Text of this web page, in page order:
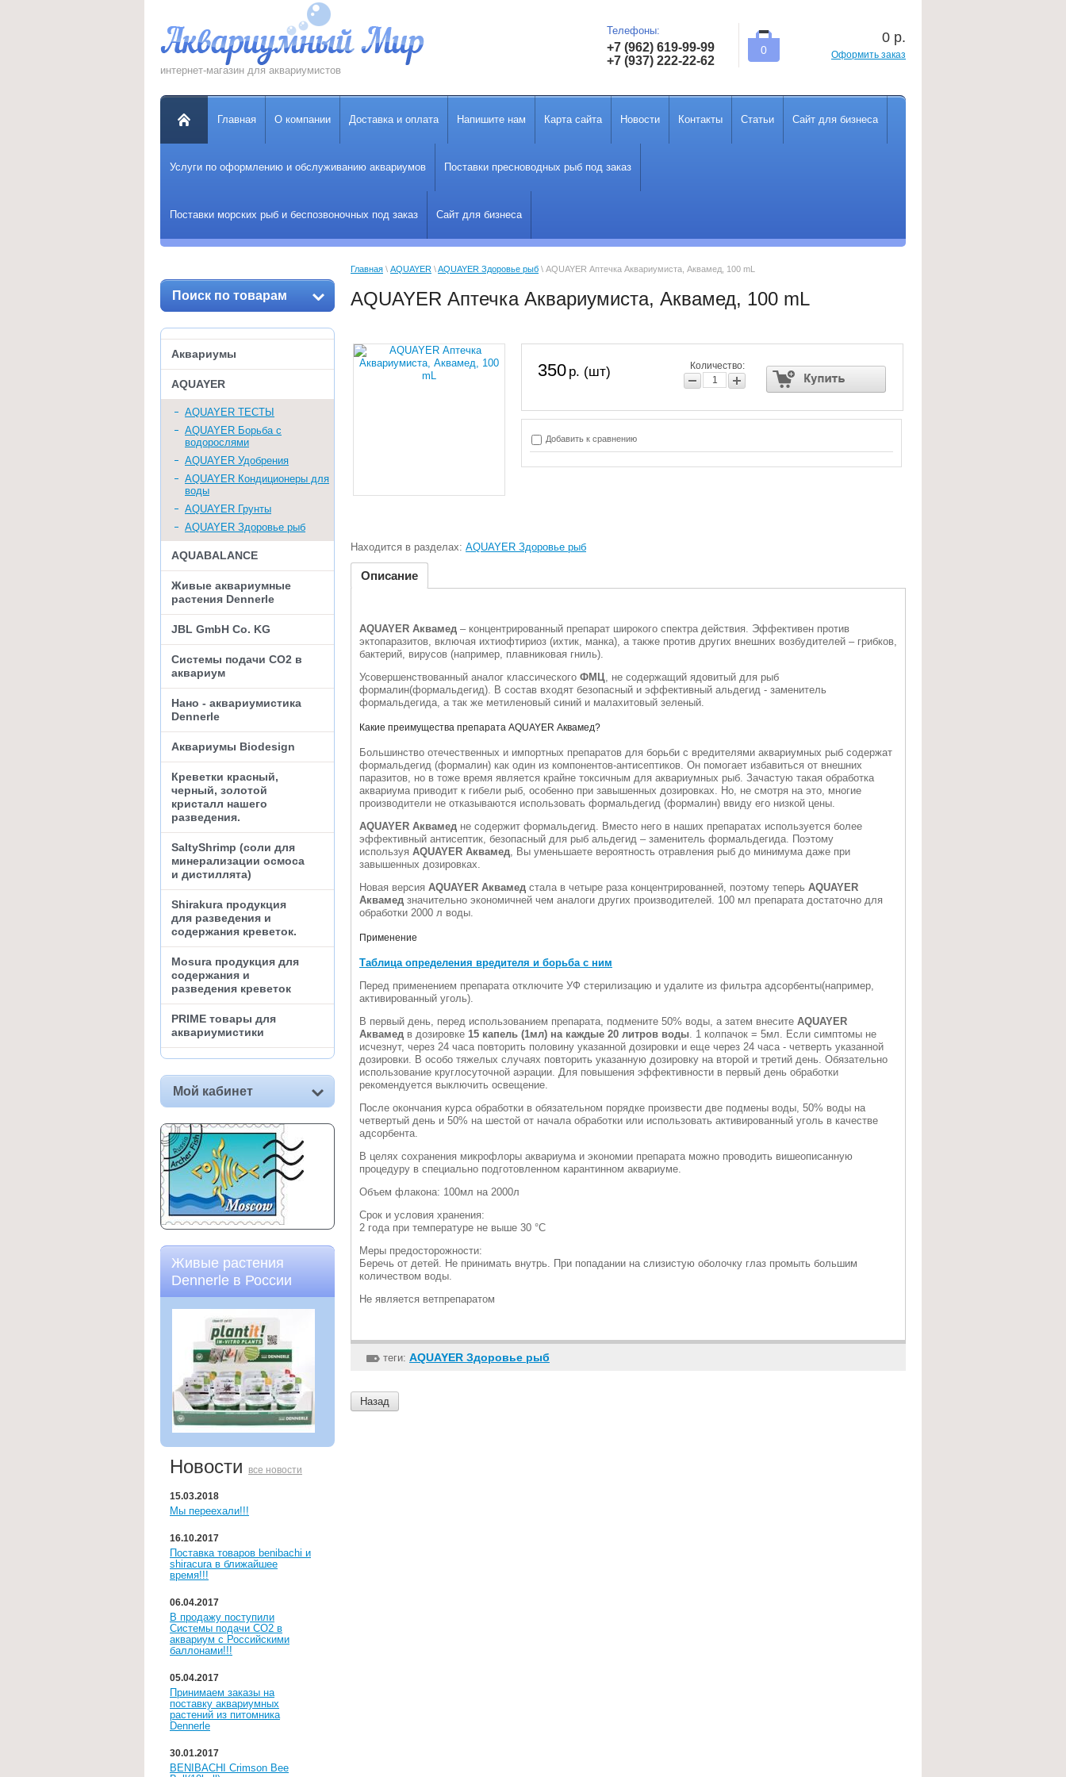
интернет-магазин для аквариумистов
Телефоны:
+7 (962) 619-99-99
+7 (937) 222-22-62
0
0 р.
Оформить заказ
Главная О компании Доставка и оплата Напишите нам Карта сайта Новости Контакты Статьи Сайт для бизнеса
Услуги по оформлению и обслуживанию аквариумов Поставки пресноводных рыб под заказ
Поставки морских рыб и беспозвоночных под заказ Сайт для бизнеса
Поиск по товарам
Аквариумы
AQUAYER
AQUAYER ТЕСТЫ
AQUAYER Борьба с
водорослями
AQUAYER Удобрения
AQUAYER Кондиционеры для
воды
AQUAYER Грунты
AQUAYER Здоровье рыб
AQUABALANCE
Живые аквариумные
растения Dennerle
JBL GmbH Co. KG
Системы подачи СО2 в
аквариум
Нано - аквариумистика
Dennerle
Аквариумы Biodesign
Креветки красный,
черный, золотой
кристалл нашего
разведения.
SaltyShrimp (соли для
минерализации осмоса
и дистиллята)
Shirakura продукция
для разведения и
содержания креветок.
Mosura продукция для
содержания и
разведения креветок
PRIME товары для
аквариумистики
Мой кабинет
Живые растения
Dennerle в России
Новости все новости
15.03.2018
Мы переехали!!!
16.10.2017
Поставка товаров benibachi и
shiracura в ближайшее
время!!!
06.04.2017
В продажу поступили
Системы подачи СО2 в
аквариум с Российскими
баллонами!!!
05.04.2017
Принимаем заказы на
поставку аквариумных
растений из питомника
Dennerle
30.01.2017
BENIBACHI Crimson Bee
Главная \ AQUAYER \ AQUAYER Здоровье рыб \ AQUAYER Аптечка Аквариумиста, Аквамед, 100 mL
AQUAYER Аптечка Аквариумиста, Аквамед, 100 mL
350 р. (шт) Количество:
Добавить к сравнению
Находится в разделах: AQUAYER Здоровье рыб
Описание
AQUAYER Аквамед – концентрированный препарат широкого спектра действия. Эффективен против
эктопаразитов, включая ихтиофтириоз (ихтик, манка), а также против других внешних возбудителей – грибков,
бактерий, вирусов (например, плавниковая гниль).
Усовершенствованный аналог классического ФМЦ, не содержащий ядовитый для рыб
формалин(формальдегид). В состав входят безопасный и эффективный альдегид - заменитель
формальдегида, а так же метиленовый синий и малахитовый зеленый.
Какие преимущества препарата AQUAYER Аквамед?
Большинство отечественных и импортных препаратов для борьби с вредителями аквариумных рыб содержат
формальдегид (формалин) как один из компонентов-антисептиков. Он помогает избавиться от внешних
паразитов, но в тоже время является крайне токсичным для аквариумных рыб. Зачастую такая обработка
аквариума приводит к гибели рыб, особенно при завышенных дозировках. Но, не смотря на это, многие
производители не отказываются использовать формальдегид (формалин) ввиду его низкой цены.
AQUAYER Аквамед не содержит формальдегид. Вместо него в наших препаратах используется более
эффективный антисептик, безопасный для рыб альдегид – заменитель формальдегида. Поэтому
используя AQUAYER Аквамед , Вы уменьшаете вероятность отравления рыб до минимума даже при
завышенных дозировках.
Новая версия AQUAYER Аквамед стала в четыре раза концентрированней, поэтому теперь AQUAYER
Аквамед значительно экономичней чем аналоги других производителей. 100 мл препарата достаточно для
обработки 2000 л воды.
Применение
Таблица определения вредителя и борьба с ним
Перед применением препарата отключите УФ стерилизацию и удалите из фильтра адсорбенты(например,
активированный уголь).
В первый день, перед использованием препарата, подмените 50% воды, а затем внесите AQUAYER
Аквамед в дозировке 15 капель (1мл) на каждые 20 литров воды . 1 колпачок = 5мл. Если симптомы не
исчезнут, через 24 часа повторить половину указанной дозировки и еще через 24 часа - четверть указанной
дозировки. В особо тяжелых случаях повторить указанную дозировку на второй и третий день. Обязательно
использование круглосуточной аэрации. Для повышения эффективности в первый день обработки
рекомендуется выключить освещение.
После окончания курса обработки в обязательном порядке произвести две подмены воды, 50% воды на
четвертый день и 50% на шестой от начала обработки или использовать активированный уголь в качестве
адсорбента.
В целях сохранения микрофлоры аквариума и экономии препарата можно проводить вишеописанную
процедуру в специально подготовленном карантинном аквариуме.
Объем флакона: 100мл на 2000л
Срок и условия хранения:
2 года при температуре не выше 30 °С
Меры предосторожности:
Беречь от детей. Не принимать внутрь. При попадании на слизистую оболочку глаз промыть большим
количеством воды.
Не является ветпрепаратом
теги: AQUAYER Здоровье рыб
Назад